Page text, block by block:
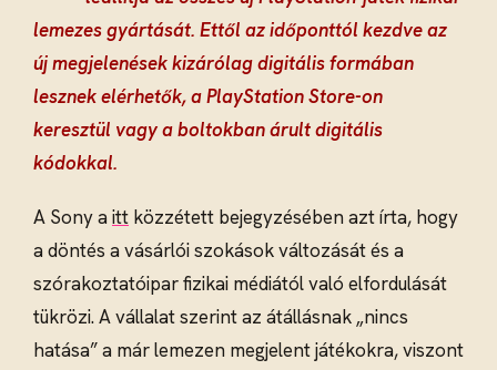
lemezes gyártását. Ettől az időponttól kezdve az
új megjelenések kizárólag digitális formában
lesznek elérhetők, a PlayStation Store-on
keresztül vagy a boltokban árult digitális
kódokkal.
A Sony aitt közzétett bejegyzésében azt írta, hogy
a döntés a vásárlói szokások változását és a
szórakoztatóipar fizikai médiától való elfordulását
tükrözi. A vállalat szerint az átállásnak „nincs
hatása” a már lemezen megjelent játékokra, viszont